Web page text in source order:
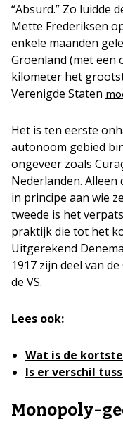
“Absurd.” Zo luidde
Mette Frederiksen
enkele maanden
Groenland (met een
kilometer het
Verenigde Staten
Het is ten eerste
autonoom gebied
ongeveer zoals
Nederlanden. Alleen
in principe aan wie
tweede is het
praktijk die tot het
Uitgerekend
1917 zijn deel van
de VS.
Lees ook:
Wat is de
Is er verschil
Monopoly-